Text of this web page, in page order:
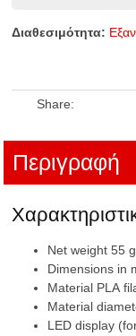
Διαθεσιμότητα:
Share:
Περιγραφή
Net weight 55 g
Dimensions in
Material PLA
Material
LED display